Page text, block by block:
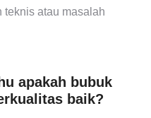
teknis atau masalah
apakah bubuk
baik?